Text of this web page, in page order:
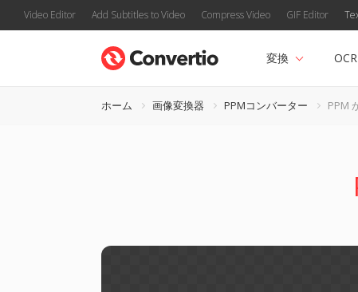
Video Editor Add Subtitles to Video Compress Video GIF Editor
変換 OCR
ホーム 画像変換器 PPMコンバーター PPM